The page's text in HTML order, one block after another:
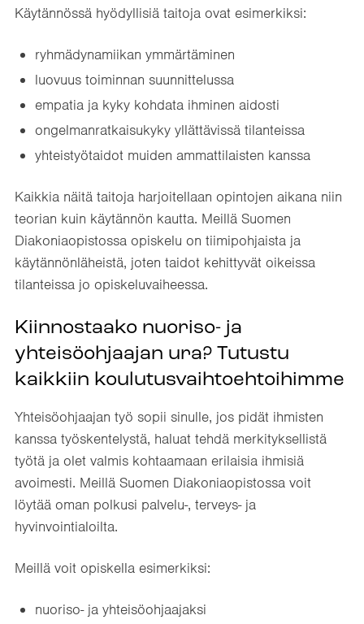
Käytännössä hyödyllisiä taitoja ovat esimerkiksi:
ryhmädynamiikan ymmärtäminen
luovuus toiminnan suunnittelussa
empatia ja kyky kohdata ihminen aidosti
ongelmanratkaisukyky yllättävissä tilanteissa
yhteistyötaidot muiden ammattilaisten kanssa
Kaikkia näitä taitoja harjoitellaan opintojen aikana niin
teorian kuin käytännön kautta. Meillä Suomen
Diakoniaopistossa opiskelu on tiimipohjaista ja
käytännönläheistä, joten taidot kehittyvät oikeissa
tilanteissa jo opiskeluvaiheessa.
Kiinnostaako nuoriso- ja
yhteisöohjaajan ura? Tutustu
kaikkiin koulutusvaihtoehtoihimme
Yhteisöohjaajan työ sopii sinulle, jos pidät ihmisten
kanssa työskentelystä, haluat tehdä merkityksellistä
työtä ja olet valmis kohtaamaan erilaisia ihmisiä
avoimesti. Meillä Suomen Diakoniaopistossa voit
löytää oman polkusi palvelu-, terveys- ja
hyvinvointialoilta.
Meillä voit opiskella esimerkiksi:
nuoriso- ja yhteisöohjaajaksi